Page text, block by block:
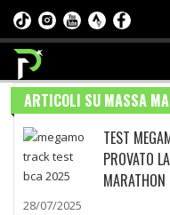
ARTICOLI SU MASSA
TEST
PROVATO
MARATHON
28/07/2025